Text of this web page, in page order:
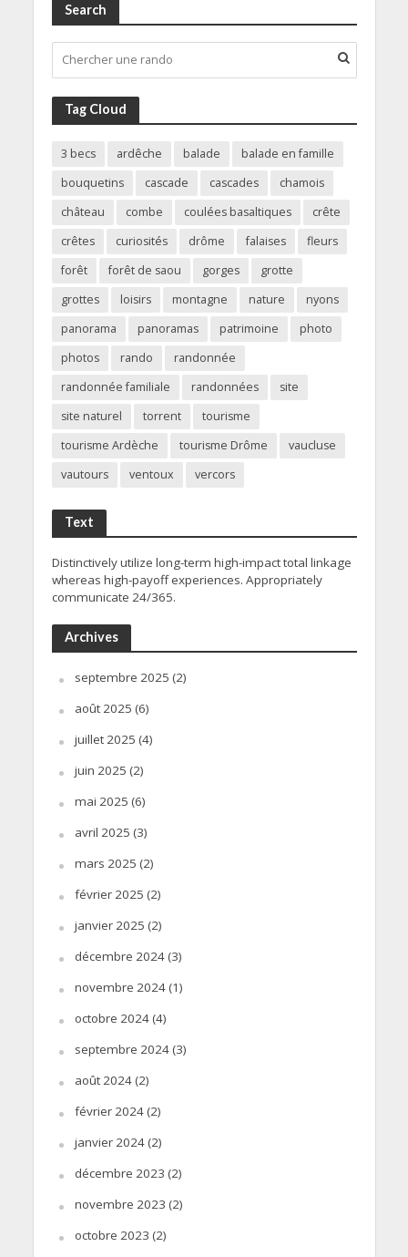
Search
Tag Cloud
3 becs ardêche balade
balade en famille
bouquetins
cascade cascades
chamois
château
combe coulées basaltiques
crête
crêtes
curiosités drôme falaises
fleurs
forêt
forêt de saou gorges
grotte
grottes
loisirs montagne nature
nyons
panorama
panoramas patrimoine
photo
photos
rando
randonnée
randonnée familiale
randonnées
site
site naturel
torrent
tourisme
tourisme Ardèche
tourisme Drôme
vaucluse
vautours
ventoux vercors
Text
Distinctively utilize long-term high-impact total linkage
whereas high-payoff experiences. Appropriately
communicate 24/365.
Archives
septembre 2025 (2)
août 2025 (6)
juillet 2025 (4)
juin 2025 (2)
mai 2025 (6)
avril 2025 (3)
mars 2025 (2)
février 2025 (2)
janvier 2025 (2)
décembre 2024(3)
novembre 2024(1)
octobre 2024(4)
septembre 2024(3)
août 2024(2)
février 2024(2)
janvier 2024(2)
décembre 2023 (2)
novembre 2023 (2)
octobre 2023 (2)